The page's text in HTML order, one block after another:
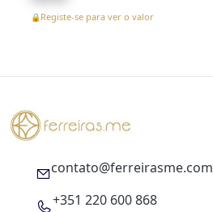
🔒Registe-se para ver o valor
contato@ferreirasme.com
+351 220 600 868